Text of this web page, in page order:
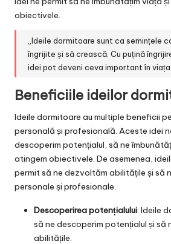
obiectivele.
„Ideile dormitoare sunt ca semințele
îngrijite și să crească. Cu puțină
idei pot deveni ceva important în
Beneficiile ideilor
Ideile dormitoare au multiple beneficii
personală și profesională. Aceste idei
descoperim potențialul, să ne
atingem obiectivele. De asemenea,
permit să ne dezvoltăm abilitățile și să
personale și profesionale.
Descoperirea potențialului: Ideile
să ne descoperim potențialul și să
abilitățile.